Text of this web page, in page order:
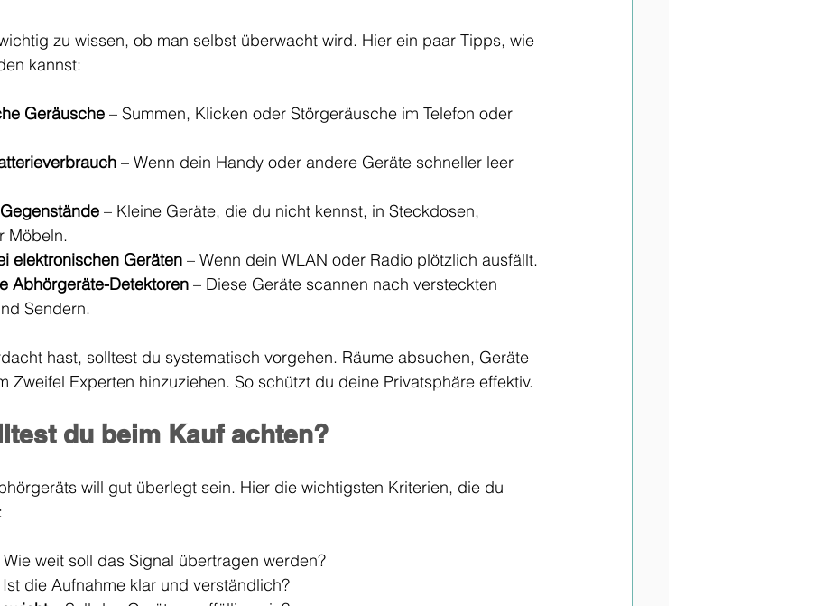
zu wissen, ob man selbst überwacht wird. Hier ein paar Tipps, wie
kannst:
Geräusche – Summen, Klicken oder Störgeräusche im Telefon oder
– Wenn dein Handy oder andere Geräte schneller leer
– Kleine Geräte, die du nicht kennst, in Steckdosen,
Möbeln.
elektronischen Geräten – Wenn dein WLAN oder Radio plötzlich ausfällt.
Abhörgeräte-Detektoren – Diese Geräte scannen nach versteckten
Sendern.
hast, solltest du systematisch vorgehen. Räume absuchen, Geräte
Zweifel Experten hinzuziehen. So schützt du deine Privatsphäre effektiv.
du beim Kauf achten?
will gut überlegt sein. Hier die wichtigsten Kriterien, die du
Wie weit soll das Signal übertragen werden?
die Aufnahme klar und verständlich?